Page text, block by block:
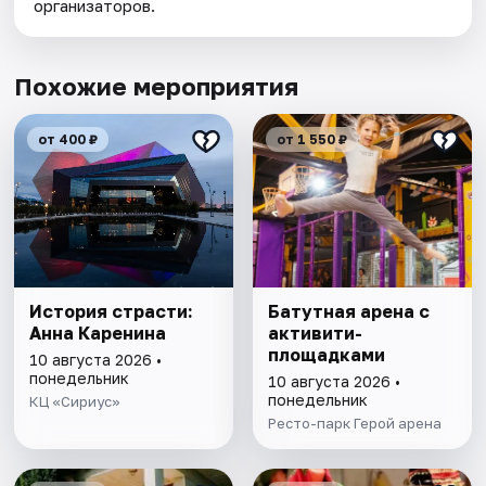
организаторов.
Похожие мероприятия
от 400 ₽
История страсти:
Анна Каренина
10 августа 2026 •
понедельник
КЦ «Сириус»
от 1 550 ₽
Батутная арена с
активити-
площадками
10 августа 2026 •
понедельник
Ресто-парк Герой арена